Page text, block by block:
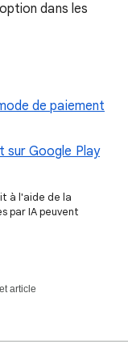
dans les
de paiement
sur Google Play
à l'aide de la
par IA peuvent
article